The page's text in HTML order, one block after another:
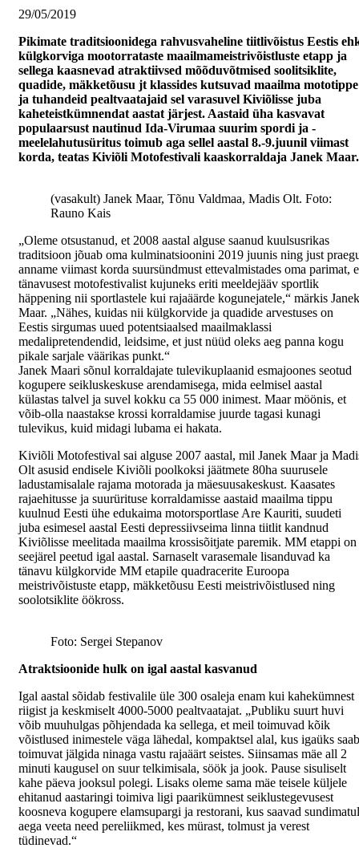
29/05/2019
Pikimate traditsioonidega rahvusvaheline tiitlivõistus Eestis
külgkorviga mootorrataste maailmameistrivõistluste etapp ja
sellega kaasnevad atraktiivsed mõõduvõtmised soolitsiklite,
quadide, mäkketõusu jt klassides kutsuvad maailma mototippe
ja tuhandeid pealtvaatajaid sel varasuvel Kiviõlisse juba
kaheteistkümnendat aastat järjest. Aastaid üha kasvavat
populaarsust nautinud Ida-Virumaa suurim spordi ja -
meelelahutusüritus toimub aga sellel aastal 8.-9.juunil viimast
korda, teatas Kiviõli Motofestivali kaaskorraldaja Janek Maar.
(vasakult) Janek Maar, Tõnu Valdmaa, Madis Olt. Foto:
Rauno Kais
„Oleme otsustanud, et 2008 aastal alguse saanud kuulsusrikas
traditsioon jõuab oma kulminatsioonini 2019 juunis ning just
anname viimast korda suursündmust ettevalmistades oma parimat,
tänavusest motofestivalist kujuneks eriti meeldejääv sportlik
häppening nii sportlastele kui rajaäärde kogunejatele,“ märkis Janek
Maar. „Nähes, kuidas nii külgkorvide ja quadide arvestuses on
Eestis sirgumas uued potentsiaalsed maailmaklassi
medalipretendendid, leidsime, et just nüüd oleks aeg panna kogu
pikale sarjale väärikas punkt.“
Janek Maari sõnul korraldajate tulevikuplaanid esmajoones seotud
kogupere seikluskeskuse arendamisega, mida eelmisel aastal
külastas talvel ja suvel kokku ca 55 000 inimest. Maar möönis, et
võib-olla naastakse krossi korraldamise juurde tagasi kunagi
tulevikus, kuid midagi lubama ei hakata.
Kiviõli Motofestival sai alguse 2007 aastal, mil Janek Maar ja
Olt asusid endisele Kiviõli poolkoksi jäätmete 80ha suurusele
ladustamisalale rajama motorada ja mäesuusakeskust. Kaasates
rajaehitusse ja suurürituse korraldamisse aastaid maailma tippu
kuulnud Eesti ühe edukaima motorsportlase Are Kauriti, suudeti
juba esimesel aastal Eesti depressiivseima linna tiitlit kandnud
Kiviõlisse meelitada maailma krossisõitjate paremik. MM etappi on
seejärel peetud igal aastal. Sarnaselt varasemale lisanduvad ka
tänavu külgkorvide MM etapile quadracerite Euroopa
meistrivõistuste etapp, mäkketõusu Eesti meistrivõistlused ning
soolotsiklite öökross.
Foto: Sergei Stepanov
Atraktsioonide hulk on igal aastal kasvanud
Igal aastal sõidab festivalile üle 300 osaleja enam kui kahekümnest
riigist ja keskmiselt 4000-5000 pealtvaatajat. „Publiku suurt huvi
võib muuhulgas põhjendada ka sellega, et meil toimuvad kõik
võistlused inimestele väga lähedal, kompaktsel alal, kus igaüks saab
toimuvat jälgida ninaga vastu rajaäärt seistes. Siinsamas mäe all 2
minuti kaugusel on suur telkimisala, söök ja jook. Pause sisuliselt
kahe päeva jooksul polegi. Lisaks oleme sama mäe teisele küljele
ehitanud aastaringi toimiva ligi paarikümnest seiklustegevusest
koosneva kogupere elamsupargi ja restorani, kus saavad
aega veeta need pereliikmed, kes mürast, tolmust ja verest
tüdinevad.“